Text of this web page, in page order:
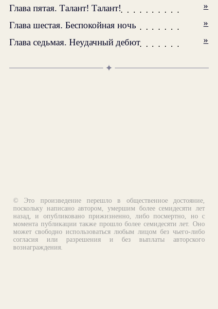
Глава пятая. Талант! Талант!
»
Глава шестая. Беспокойная ночь
»
Глава седьмая. Неудачный дебют
»
✦
© Это произведение перешло в общественное достояние,
поскольку написано автором, умершим более семидесяти лет
назад, и опубликовано прижизненно, либо посмертно, но с
момента публикации также прошло более семидесяти лет. Оно
может свободно использоваться любым лицом без чьего-либо
согласия или разрешения и без выплаты авторского
вознаграждения.